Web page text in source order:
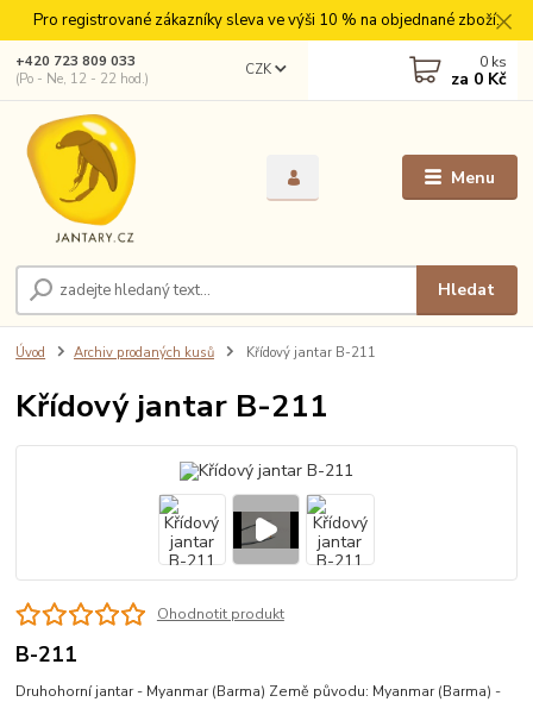
Pro registrované zákazníky sleva ve výši 10 % na objednané zboží.
Menu
CZK
Hledat
+420 723 809 033
(Po - Ne, 12 - 22 hod.)
0 ks
za 0 Kč
Úvod Archiv prodaných kusů Křídový jantar B-211
Křídový jantar B-211
Ohodnotit produkt
B-211
Druhohorní jantar - Myanmar (Barma) Země původu: Myanmar (Barma) -